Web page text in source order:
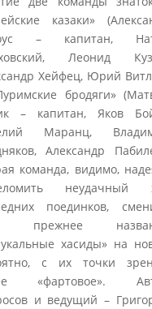
казаки»
– капитан,
Леонид
Хейфец, Юрий
бродяги»
– капитан, Яков
Маранц,
Александр
команда, видимо,
неудачный
поединков,
прежнее
хасиды» на
с их точки
«фартовое».
и ведущий –